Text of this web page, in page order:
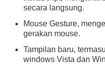
secara langsung.
Mouse Gesture,
gerakan mouse.
Tampilan baru,
windows Vista dan